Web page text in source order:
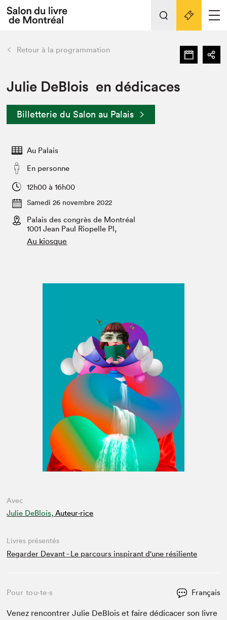
Espace exposant⋅e⋅s
Espace enseignant·e·s
Espace médias
L'événement
Préparer sa visite au Salon
Actualités
SLM PRO
retour Nos activités
Préparer sa visite
Salon dans la ville et en ligne
Projets partenaires
Liens pratiques
Retour à la programmation
Julie DeBlois en dédicaces
Billetterie du Salon au Palais
Au Palais
En personne
12h00 à 16h00
Samedi 26 novembre 2022
Palais des congrès de Montréal
1001 Jean Paul Riopelle Pl,
Au kiosque
Avec
Julie DeBlois, Auteur·rice
Livres présentés
Regarder Devant - Le parcours inspirant d'une résiliente
Pour tou⋅te⋅s Français
Venez ren­con­tr­er Julie DeBlois et faire dédi­cac­er son livre